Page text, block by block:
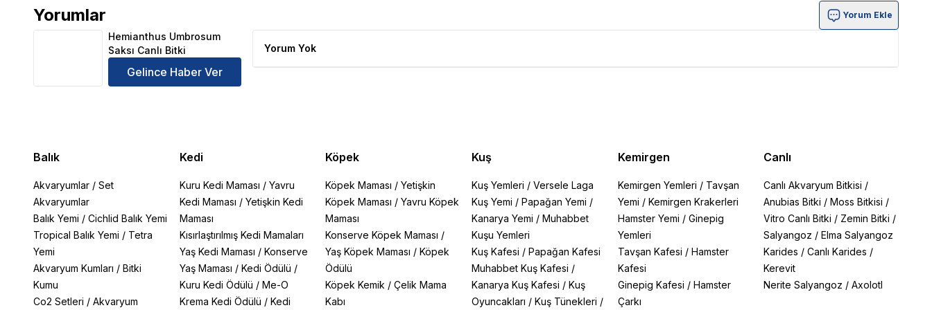
Yorumlar
Hemianthus Umbrosum Saksı Canlı Bitki Ürün Yorumları
Yorum Ekle
Hemianthus Umbrosum
Saksı Canlı Bitki
Gelince Haber Ver
Yorum Yok
Balık
Akvaryumlar / Set
Akvaryumlar
Balık Yemi / Cichlid Balık Yemi
Tropical Balık Yemi / Tetra
Yemi
Akvaryum Kumları / Bitki
Kumu
Co2 Setleri / Akvaryum
Kedi
Kuru Kedi Maması / Yavru
Kedi Maması / Yetişkin Kedi
Maması
Kısırlaştırılmış Kedi Mamaları
Yaş Kedi Maması / Konserve
Yaş Maması / Kedi Ödülü /
Kuru Kedi Ödülü / Me-O
Krema Kedi Ödülü / Kedi
Köpek
Köpek Maması /Yetişkin
Köpek Maması /Yavru Köpek
Maması
Konserve Köpek Maması /
Yaş Köpek Maması /Köpek
Ödülü
Köpek Kemik /Çelik Mama
Kabı
Kuş
Kuş Yemleri / Versele Laga
Kuş Yemi / Papağan Yemi /
Kanarya Yemi / Muhabbet
Kuşu Yemleri
Kuş Kafesi / Papağan Kafesi
Muhabbet Kuş Kafesi /
Kanarya Kuş Kafesi / Kuş
Oyuncakları / Kuş Tünekleri /
Kemirgen
Kemirgen Yemleri / Tavşan
Yemi / Kemirgen Krakerleri
Hamster Yemi / Ginepig
Yemleri
Tavşan Kafesi / Hamster
Kafesi
Ginepig Kafesi / Hamster
Çarkı
Canlı
Canlı Akvaryum Bitkisi /
Anubias Bitki /Moss Bitkisi /
Vitro Canlı Bitki / Zemin Bitki /
Salyangoz /Elma Salyangoz
Karides /Canlı Karides /
Kerevit
Nerite Salyangoz /Axolotl